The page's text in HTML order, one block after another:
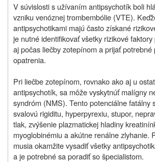
V súvislosti s užívaním antipsychotík boli
vzniku venóznej trombembólie (VTE).
antipsychotikami majú často získané
je nutné identifikovať všetky rizikové
aj počas liečby zotepínom a prijať potrebné
opatrenia.
Pri liečbe zotepínom, rovnako ako aj u
antipsychotík, sa môže vyskytnúť malígny
syndróm (NMS). Tento potenciálne fatálny
svalovú rigiditu, hyperpyrexiu, stupor,
tlak, zvýšenie plazmatickej hladiny
myoglobinémiu a akútne renálne zlyhanie.
musia okamžite vysadiť všetky
a je potrebné sa poradiť so špecialistom.